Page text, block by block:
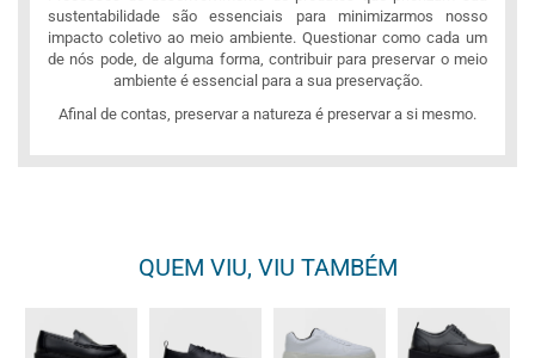
sustentabilidade são essenciais para minimizarmos nosso
impacto coletivo ao meio ambiente. Questionar como cada um
de nós pode, de alguma forma, contribuir para preservar o meio
ambiente é essencial para a sua preservação.
Afinal de contas, preservar a natureza é preservar a si mesmo.
QUEM VIU, VIU TAMBÉM